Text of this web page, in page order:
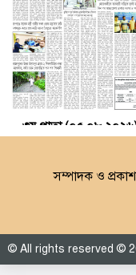
৩য় পাতা
সম্পাদক ও
© All rights reserved ©